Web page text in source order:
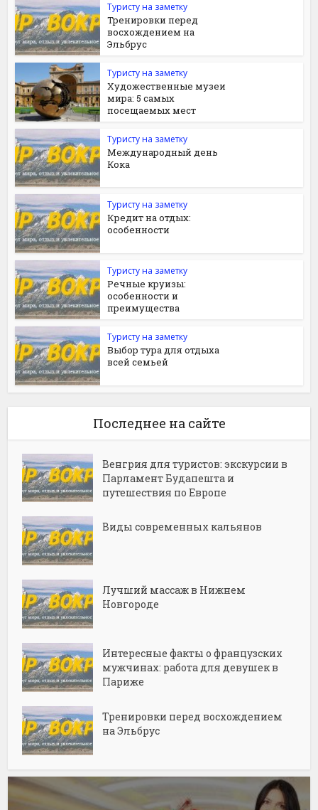
Туристу на заметку
Тренировки перед
восхождением на
Эльбрус
Туристу на заметку
Художественные музеи
мира: 5 самых
посещаемых мест
Туристу на заметку
Международный день
Кока
Туристу на заметку
Кредит на отдых:
особенности
Туристу на заметку
Речные круизы:
особенности и
преимущества
Туристу на заметку
Выбор тура для отдыха
всей семьей
Последнее на сайте
Венгрия для туристов: экскурсии в
Парламент Будапешта и
путешествия по Европе
Виды современных кальянов
Лучший массаж в Нижнем
Новгороде
Интересные факты о французских
мужчинах: работа для девушек в
Париже
Тренировки перед восхождением
на Эльбрус